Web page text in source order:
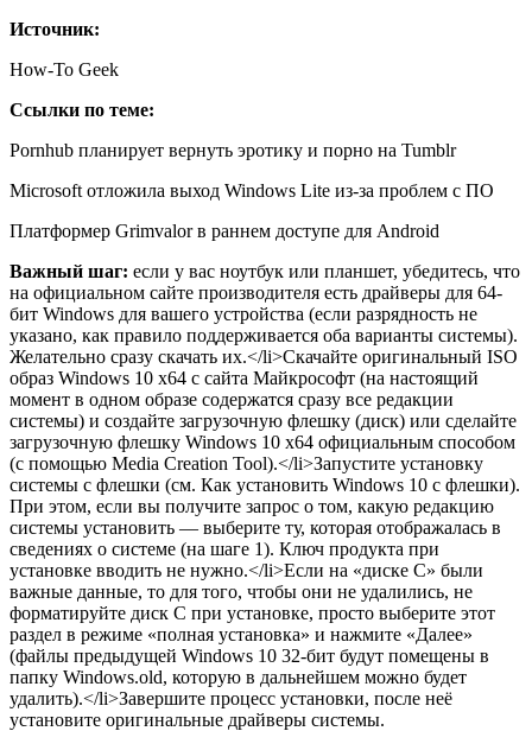
Источник:
How-To Geek
Ссылки по теме:
Pornhub планирует вернуть эротику и порно на Tumblr
Microsoft отложила выход Windows Lite из-за проблем с ПО
Платформер Grimvalor в раннем доступе для Android
Важный шаг: если у вас ноутбук или планшет, убедитесь, что
на официальном сайте производителя есть драйверы для 64-
бит Windows для вашего устройства (если разрядность не
указано, как правило поддерживается оба варианты системы).
Желательно сразу скачать их.</li>Скачайте оригинальный ISO
образ Windows 10 x64 с сайта Майкрософт (на настоящий
момент в одном образе содержатся сразу все редакции
системы) и создайте загрузочную флешку (диск) или сделайте
загрузочную флешку Windows 10 x64 официальным способом
(с помощью Media Creation Tool).</li>Запустите установку
системы с флешки (см. Как установить Windows 10 с флешки).
При этом, если вы получите запрос о том, какую редакцию
системы установить — выберите ту, которая отображалась в
сведениях о системе (на шаге 1). Ключ продукта при
установке вводить не нужно.</li>Если на «диске C» были
важные данные, то для того, чтобы они не удалились, не
форматируйте диск C при установке, просто выберите этот
раздел в режиме «полная установка» и нажмите «Далее»
(файлы предыдущей Windows 10 32-бит будут помещены в
папку Windows.old, которую в дальнейшем можно будет
удалить).</li>Завершите процесс установки, после неё
установите оригинальные драйверы системы.